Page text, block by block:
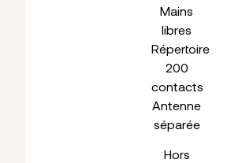
Mains
libres
Répertoire
200
contacts
Antenne
séparée
Hors